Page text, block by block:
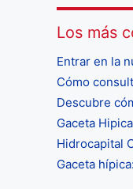
Los más
Entrar en la
Cómo
Descubre
Gaceta
Hidrocapital
Gaceta